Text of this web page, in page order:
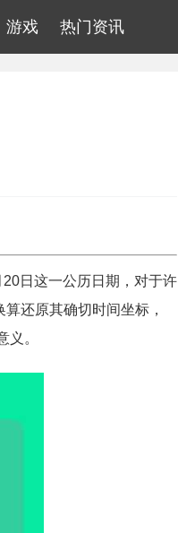
游戏 热门资讯
日这一公历日期，对于许
还原其确切时间坐标，
。